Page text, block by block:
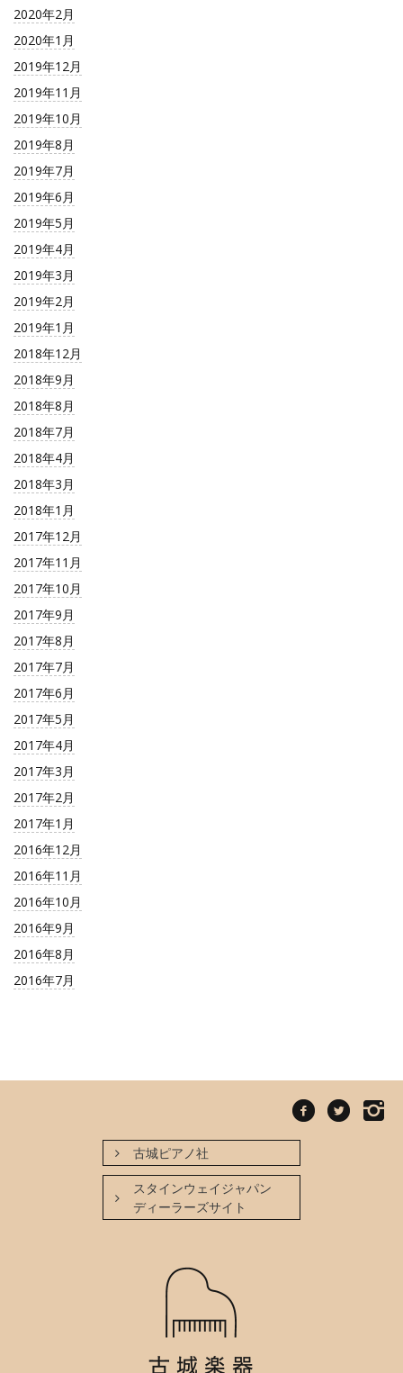
2020年2月
2020年1月
2019年12月
2019年11月
2019年10月
2019年8月
2019年7月
2019年6月
2019年5月
2019年4月
2019年3月
2019年2月
2019年1月
2018年12月
2018年9月
2018年8月
2018年7月
2018年4月
2018年3月
2018年1月
2017年12月
2017年11月
2017年10月
2017年9月
2017年8月
2017年7月
2017年6月
2017年5月
2017年4月
2017年3月
2017年2月
2017年1月
2016年12月
2016年11月
2016年10月
2016年9月
2016年8月
2016年7月
古城ピアノ社
スタインウェイジャパン
ディーラーズサイト